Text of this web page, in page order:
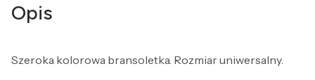
Opis
Szeroka kolorowa bransoletka. Rozmiar uniwersalny.